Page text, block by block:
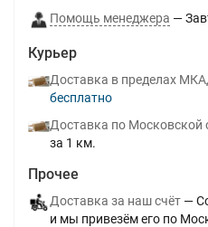
Помощь менеджера
Курьер
Доставка в пределах
Бесплатно
Доставка по Московской
за 1 км.
Прочее
Доставка за наш счёт
и мы привезём его по